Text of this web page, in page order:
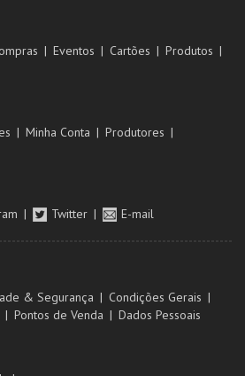
Eventos Cartões
Produtos
Minha Conta
Produtores
Twitter E-mail
& Segurança
Condições Gerais
Pontos de Venda Dados Pessoais